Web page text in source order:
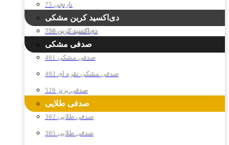
نارنجی 75
دی‌اکسید کربن مشکی
دی‌اکسید کربن 750
صدفی مشکی
صدفی مشکی 401
صدفی مشکی نقره ای 402
صدفی برنز 520
صدفی طلایی
صدفی طلایی 302
صدفی طلایی 305